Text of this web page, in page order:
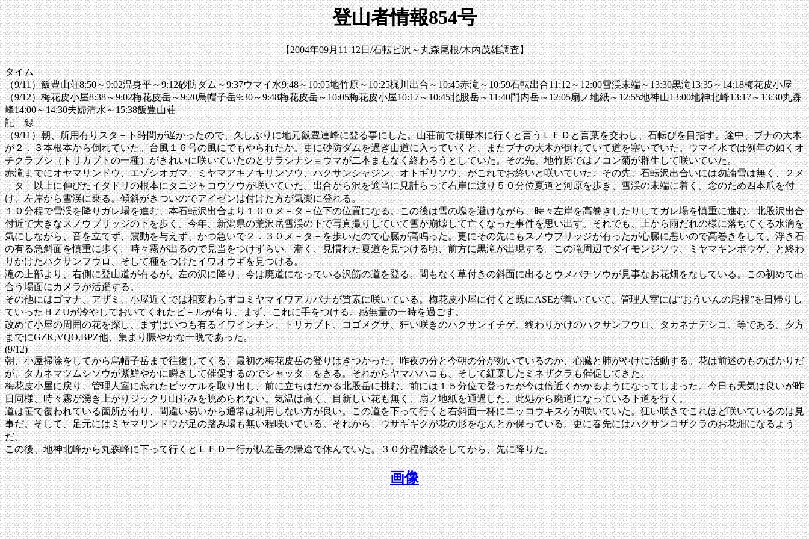
登山者情報854号
【2004年09月11-12日/石転ビ沢～丸森尾根/木内茂雄調査】
タイム
（9/11）飯豊山荘8:50～9:02温身平～9:12砂防ダム～9:37ウマイ水9:48～10:05地竹原～10:25梶川出合～10:45赤滝～10:59石転出合11:12～12:00雪渓末端～13:30黒滝13:35～14:18梅花皮小屋
（9/12）梅花皮小屋8:38～9:02梅花皮岳～9:20烏帽子岳9:30～9:48梅花皮岳～10:05梅花皮小屋10:17～10:45北股岳～11:40門内岳～12:05扇ノ地紙～12:55地神山13:00地神北峰13:17～13:30丸森
峰14:00～14:30夫婦清水～15:38飯豊山荘
記 録
（9/11）朝、所用有りスタ－ト時間が遅かったので、久しぶりに地元飯豊連峰に登る事にした。山荘前で頼母木に行くと言うＬＦＤと言葉を交わし、石転びを目指す。途中、ブナの大木
が２．３本根本から倒れていた。台風１６号の風にでもやられたか。更に砂防ダムを過ぎ山道に入っていくと、またブナの大木が倒れていて道を塞いでいた。ウマイ水では例年の如くオ
チクラブシ（トリカブトの一種）がきれいに咲いていたのとサラシナショウマが二本まもなく終わろうとしていた。その先、地竹原ではノコン菊が群生して咲いていた。
赤滝までにオヤマリンドウ、エゾシオガマ、ミヤマアキノキリンソウ、ハクサンシャジン、オトギリソウ、がこれでお終いと咲いていた。その先、石転沢出合いには勿論雪は無く、２メ
－タ－以上に伸びたイタドリの根本にタニジャコウソウが咲いていた。出合から沢を適当に見計らって右岸に渡り５０分位夏道と河原を歩き、雪渓の末端に着く。念のため四本爪を付
け、左岸から雪渓に乗る。傾斜がきついのでアイゼンは付けた方が気楽に登れる。
１０分程で雪渓を降りガレ場を進む、本石転沢出合より１００メ－タ－位下の位置になる。この後は雪の塊を避けながら、時々左岸を高巻きしたりしてガレ場を慎重に進む。北股沢出合
付近で大きなスノウブリッジの下を歩く。今年、新潟県の荒沢岳雪渓の下で写真撮りしていて雪が崩壊して亡くなった事件を思い出す。それでも、上から雨だれの様に落ちてくる水滴を
気にしながら、音を立てず、震動を与えず、かつ急いで２．３０メ－タ－を歩いたので心臓が高鳴った。更にその先にもスノウブリッジが有ったが心臓に悪いので高巻きをして、浮き石
の有る急斜面を慎重に歩く。時々霧が出るので見当をつけずらい。漸く、見慣れた夏道を見つける頃、前方に黒滝が出現する。この滝周辺でダイモンジソウ、ミヤマキンポウゲ、と終わ
りかけたハクサンフウロ、そして種をつけたイワオウギを見つける。
滝の上部より、右側に登山道が有るが、左の沢に降り、今は廃道になっている沢筋の道を登る。間もなく草付きの斜面に出るとウメバチソウが見事なお花畑をなしている。この初めて出
合う場面にカメラが活躍する。
その他にはゴマナ、アザミ、小屋近くでは相変わらずコミヤマイワアカバナが質素に咲いている。梅花皮小屋に付くと既にASEが着いていて、管理人室には“おういんの尾根”を日帰りし
ていったＨＺUが冷やしておいてくれたビ－ルが有り、まず、これに手をつける。感無量の一時を過ごす。
改めて小屋の周囲の花を探し、まずはいつも有るイワインチン、トリカブト、コゴメグサ、狂い咲きのハクサンイチゲ、終わりかけのハクサンフウロ、タカネナデシコ、等である。夕方
までにGZK,VQO,BPZ他、集まり賑やかな一晩であった。
(9/12)
朝、小屋掃除をしてから烏帽子岳まで往復してくる、最初の梅花皮岳の登りはきつかった。昨夜の分と今朝の分が効いているのか、心臓と肺がやけに活動する。花は前述のものばかりだ
が、タカネマツムシソウが紫鮮やかに瞬きして催促するのでシャッタ－をきる。それからヤマハハコも、そして紅葉したミネザクラも催促してきた。
梅花皮小屋に戻り、管理人室に忘れたピッケルを取り出し、前に立ちはだかる北股岳に挑む、前には１５分位で登ったが今は倍近くかかるようになってしまった。今日も天気は良いが昨
日同様、時々霧が湧き上がりジックリ山並みを眺められない。気温は高く、目新しい花も無く、扇ノ地紙を通過した。此処から廃道になっている下道を行く。
道は笹で覆われている箇所が有り、間違い易いから通常は利用しない方が良い。この道を下って行くと右斜面一杯にニッコウキスゲが咲いていた。狂い咲きでこれほど咲いているのは見
事だ。そして、足元にはミヤマリンドウが足の踏み場も無い程咲いている。それから、ウサギギクが花の形をなんとか保っている。更に春先にはハクサンコザクラのお花畑になるよう
だ。
この後、地神北峰から丸森峰に下って行くとＬＦＤ一行が杁差岳の帰途で休んでいた。３０分程雑談をしてから、先に降りた。
画像